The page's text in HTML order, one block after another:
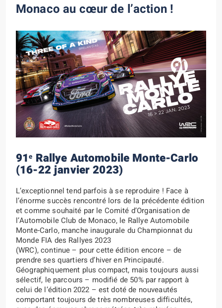
Monaco au cœur de l’action !
91e Rallye Automobile Monte-Carlo
(16-22 janvier 2023)
L’exceptionnel tend parfois à se reproduire ! Face à
l’énorme succès rencontré lors de la précédente édition
et comme souhaité par le Comité d’Organisation de
l’Automobile Club de Monaco, le Rallye Automobile
Monte-Carlo, manche inaugurale du Championnat du
Monde FIA des Rallyes 2023
(WRC), continue – pour cette édition encore – de
prendre ses quartiers d’hiver en Principauté.
Géographiquement plus compact, mais toujours aussi
sélectif, le parcours – modifié de 50% par rapport à
celui de l’édition 2022 – est doté de nouveautés
comportant toujours de très nombreuses difficultés,